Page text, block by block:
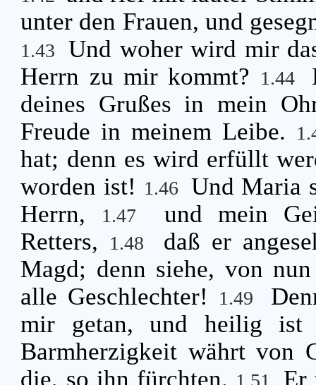
unter den Frauen, und
1.43
Und woher wird mir
Herrn zu mir kommt?
1.44
deines Grußes in mein
Freude in meinem Leibe.
hat; denn es wird erfüllt
worden ist! 1.46 Und Maria
Herrn,
1.47
und mein
Retters,
1.48
daß er
Magd; denn siehe, von
alle Geschlechter!
1.49
mir getan, und heilig
Barmherzigkeit währt von
die, so ihn fürchten.
Er